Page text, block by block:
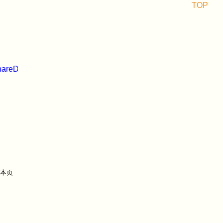
s.cloud.gmw.cn/gmrb/c/2019-
TOP